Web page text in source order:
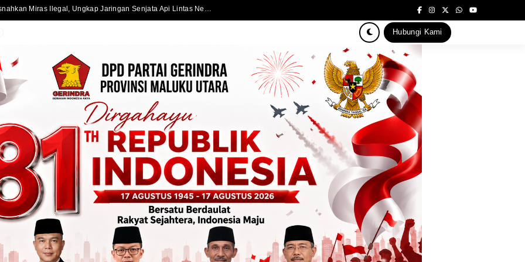
Satlantas Polres Halmahera Selatan Atur Lalu Lintas di SPBU Bacan, Arus Kendaraan Tetap Lancar
Hubungi Kami